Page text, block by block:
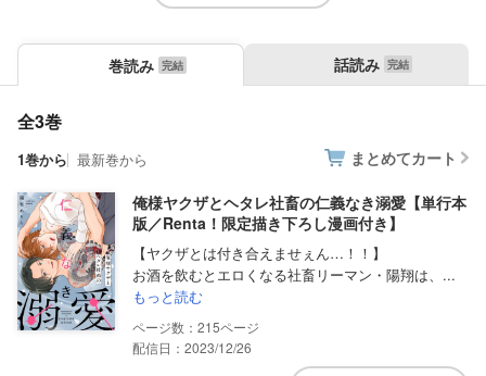
巻読み 話読み
全3巻
1巻から 最新巻から まとめてカート
俺様ヤクザとヘタレ社畜の仁義なき溺愛【単行本
版／Renta！限定描き下ろし漫画付き】
【ヤクザとは付き合えませぇん…！！】
お酒を飲むとエロくなる社畜リーマン・陽翔は、...
もっと読む
215
配信日：2023/12/26